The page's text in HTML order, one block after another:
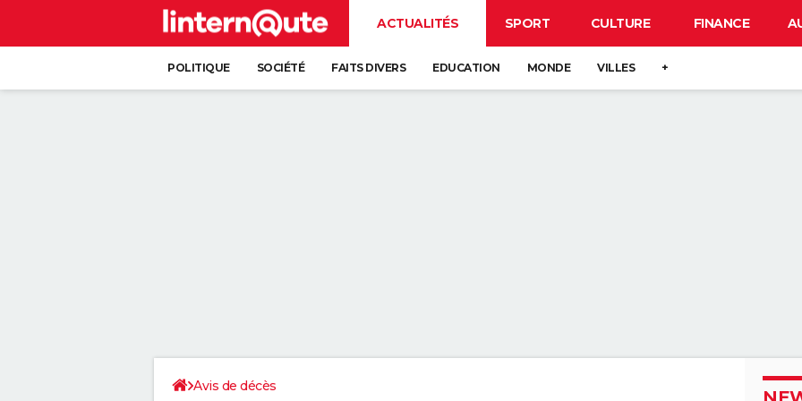
ACTUALITÉS SPORT CULTURE FINANCE
POLITIQUE SOCIÉTÉ FAITS DIVERS EDUCATION MONDE VILLES +
Avis de décès